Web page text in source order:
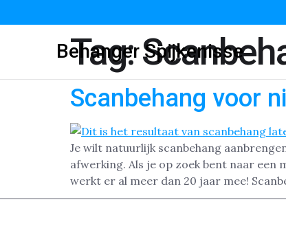
Behanger Spijkenisse
Tag:
Scanbehang voor
Je wilt natuurlijk scanbehang
afwerking. Als je op zoek bent naar een
werkt er al meer dan 20 jaar mee!